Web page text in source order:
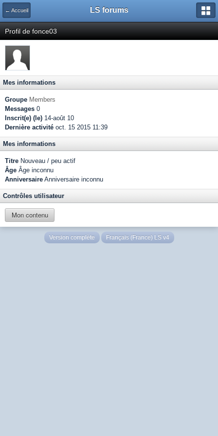
← Accueil LS forums
Profil de fonce03
Mes informations
Groupe Members
Messages 0
Inscrit(e) (le) 14-août 10
Dernière activité oct. 15 2015 11:39
Mes informations
Titre Nouveau / peu actif
Âge Âge inconnu
Anniversaire Anniversaire inconnu
Contrôles utilisateur
Mon contenu
Version complète Français (France) LS v4